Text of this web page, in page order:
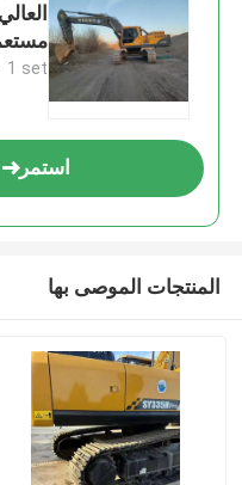
1 set
استمر
المنتجات الموصى بها